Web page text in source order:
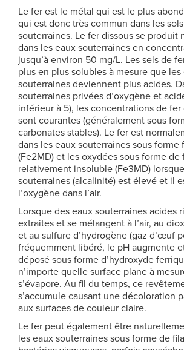
Le fer est le métal qui est le plus
qui est donc très commun dans les
souterraines. Le fer dissous se produit
dans les eaux souterraines en
jusqu’à environ 50 mg/L. Les sels de
plus en plus solubles à mesure que les
souterraines deviennent plus acides.
souterraines privées d’oxygène et
inférieur à 5), les concentrations de fer
sont courantes (généralement sous
carbonates stables). Le fer est
dans les eaux souterraines sous
(Fe2MD) et les oxydées sous forme de
relativement insoluble (Fe3MD)
souterraines (alcalinité) est élevé et il
l’oxygène dans l’air.
Lorsque des eaux souterraines acides
extraites et se mélangent à l’air, au
et au sulfure d’hydrogène (gaz d’œuf
fréquemment libéré, le pH augmente
déposé sous forme d’hydroxyde
n’importe quelle surface plane à
s’évapore. Au fil du temps, ce
s’accumule causant une décoloration
aux surfaces de couleur claire.
Le fer peut également être
les eaux souterraines sous forme de